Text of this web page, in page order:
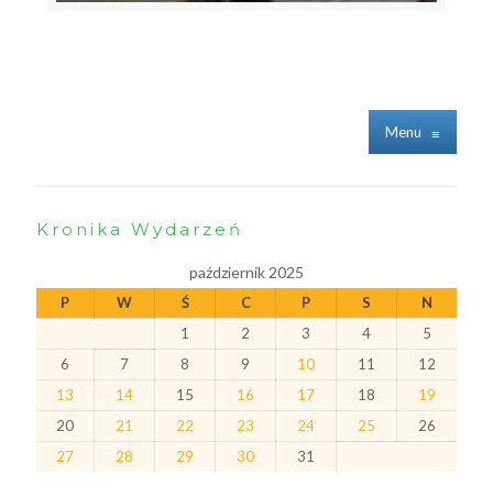
Menu ≡
Kronika Wydarzeń
październik 2025
P W Ś C P S
N
1
2 3 4
5
6
7 8 9 10 11
12
13
14 15 16 17 18
19
20
21 22 23 24 25
26
27
28 29 30 31